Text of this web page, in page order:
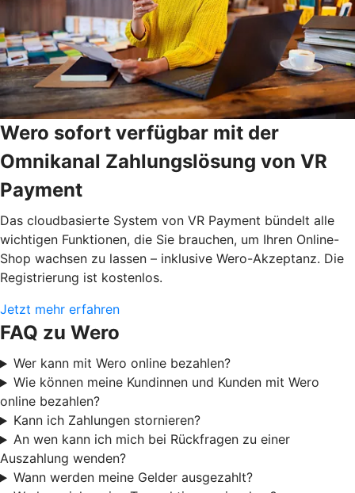
Wero sofort verfügbar mit der
Omnikanal Zahlungslösung von VR
Payment
Das cloudbasierte System von VR Payment bündelt alle
wichtigen Funktionen, die Sie brauchen, um Ihren Online-
Shop wachsen zu lassen – inklusive Wero-Akzeptanz. Die
Registrierung ist kostenlos.
Jetzt mehr erfahren
FAQ zu Wero
Wer kann mit Wero online bezahlen?
Wie können meine Kundinnen und Kunden mit Wero
online bezahlen?
Kann ich Zahlungen stornieren?
An wen kann ich mich bei Rückfragen zu einer
Auszahlung wenden?
Wann werden meine Gelder ausgezahlt?